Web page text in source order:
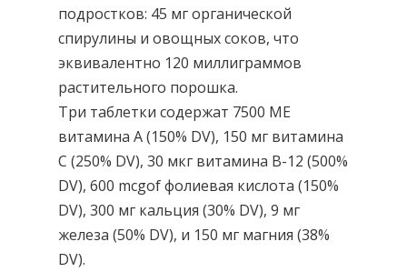
подростков: 45 мг органической
спирулины и овощных соков, что
эквивалентно 120 миллиграммов
растительного порошка.
Три таблетки содержат 7500 МЕ
витамина А (150% DV), 150 мг витамина
С (250% DV), 30 мкг витамина B-12 (500%
DV), 600 mcgof фолиевая кислота (150%
DV), 300 мг кальция (30% DV), 9 мг
железа (50% DV), и 150 мг магния (38%
DV).